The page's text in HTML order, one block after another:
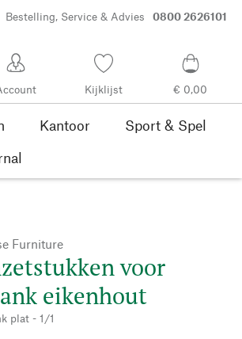
Bestelling, Service & Advies 0800 2626101
Kijklijst € 0,00
Kantoor
Sport & Spel
Furniture
voor
eikenhout
plat - 1/1